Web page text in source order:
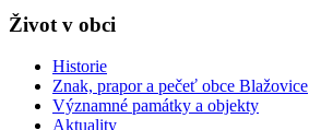
Život v obci
Historie
Znak, prapor a pečeť obce Blažovice
Významné památky a objekty
Aktuality